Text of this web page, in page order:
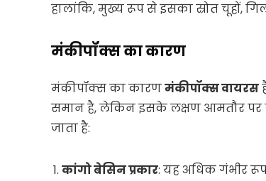
हालांकि, मुख्य रूप से इसका स्रोत चूहों,
मंकीपॉक्स का कारण
मंकीपॉक्स का कारणमंकीपॉक्स वायरस
समान है, लेकिन इसके लक्षण आमतौर पर
जाता है:
कांगो बेसिन प्रकार: यह अधिक गंभीर